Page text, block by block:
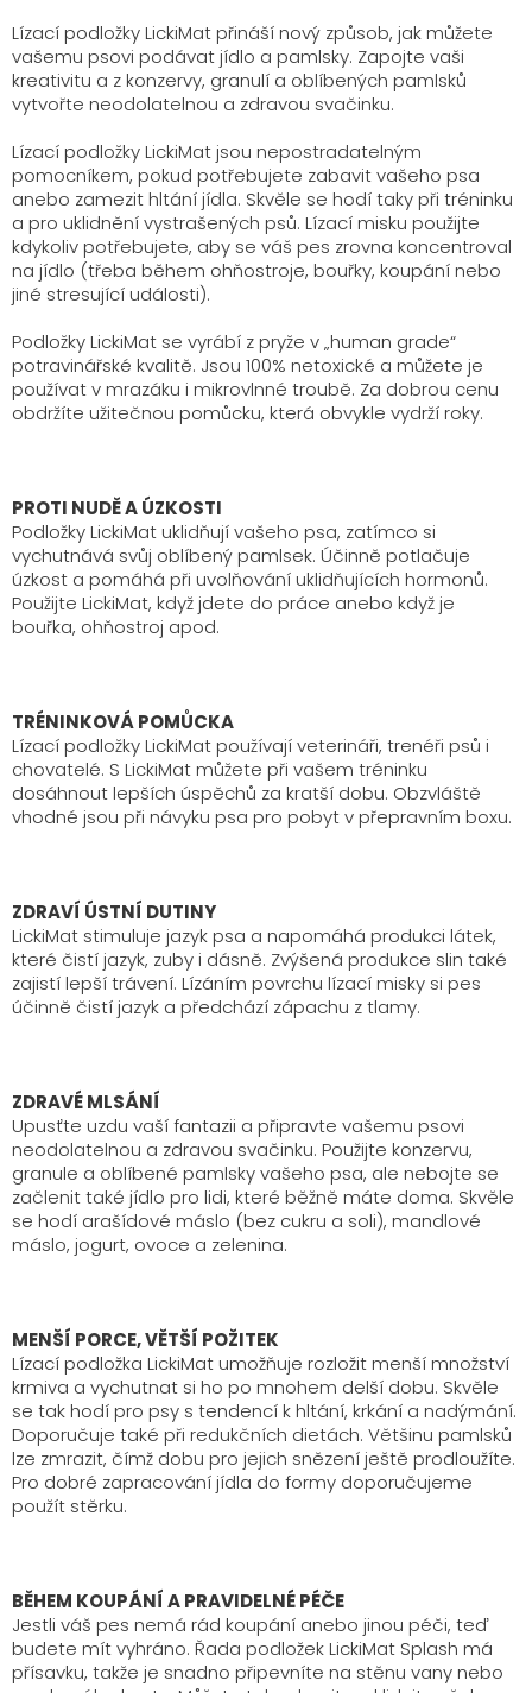
Lízací podložky LickiMat přináší nový způsob, jak můžete
vašemu psovi podávat jídlo a pamlsky. Zapojte vaši
kreativitu a z konzervy, granulí a oblíbených pamlsků
vytvořte neodolatelnou a zdravou svačinku.
Lízací podložky LickiMat jsou nepostradatelným
pomocníkem, pokud potřebujete zabavit vašeho psa
anebo zamezit hltání jídla. Skvěle se hodí taky při tréninku
a pro uklidnění vystrašených psů. Lízací misku použijte
kdykoliv potřebujete, aby se váš pes zrovna koncentroval
na jídlo (třeba během ohňostroje, bouřky, koupání nebo
jiné stresující události).
Podložky LickiMat se vyrábí z pryže v „human grade“
potravinářské kvalitě. Jsou 100% netoxické a můžete je
používat v mrazáku i mikrovlnné troubě. Za dobrou cenu
obdržíte užitečnou pomůcku, která obvykle vydrží roky.
PROTI NUDĚ A ÚZKOSTI
Podložky LickiMat uklidňují vašeho psa, zatímco si
vychutnává svůj oblíbený pamlsek. Účinně potlačuje
úzkost a pomáhá při uvolňování uklidňujících hormonů.
Použijte LickiMat, když jdete do práce anebo když je
bouřka, ohňostroj apod.
TRÉNINKOVÁ POMŮCKA
Lízací podložky LickiMat používají veterináři, trenéři psů i
chovatelé. S LickiMat můžete při vašem tréninku
dosáhnout lepších úspěchů za kratší dobu. Obzvláště
vhodné jsou při návyku psa pro pobyt v přepravním boxu.
ZDRAVÍ ÚSTNÍ DUTINY
LickiMat stimuluje jazyk psa a napomáhá produkci látek,
které čistí jazyk, zuby i dásně. Zvýšená produkce slin také
zajistí lepší trávení. Lízáním povrchu lízací misky si pes
účinně čistí jazyk a předchází zápachu z tlamy.
ZDRAVÉ MLSÁNÍ
Upusťte uzdu vaší fantazii a připravte vašemu psovi
neodolatelnou a zdravou svačinku. Použijte konzervu,
granule a oblíbené pamlsky vašeho psa, ale nebojte se
začlenit také jídlo pro lidi, které běžně máte doma. Skvěle
se hodí arašídové máslo (bez cukru a soli), mandlové
máslo, jogurt, ovoce a zelenina.
MENŠÍ PORCE, VĚTŠÍ POŽITEK
Lízací podložka LickiMat umožňuje rozložit menší množství
krmiva a vychutnat si ho po mnohem delší dobu. Skvěle
se tak hodí pro psy s tendencí k hltání, krkání a nadýmání.
Doporučuje také při redukčních dietách. Většinu pamlsků
lze zmrazit, čímž dobu pro jejich snězení ještě prodloužíte.
Pro dobré zapracování jídla do formy doporučujeme
použít stěrku.
BĚHEM KOUPÁNÍ A PRAVIDELNÉ PÉČE
Jestli váš pes nemá rád koupání anebo jinou péči, teď
budete mít vyhráno. Řada podložek LickiMat Splash má
přísavku, takže je snadno připevníte na stěnu vany nebo